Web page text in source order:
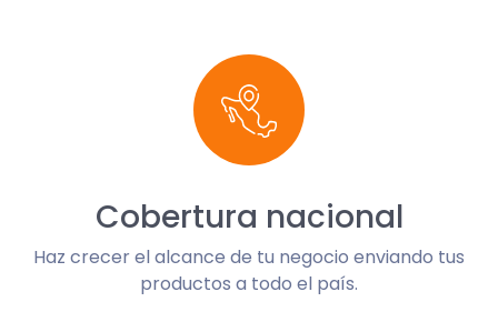
Cobertura nacional
Haz crecer el alcance de tu negocio enviando tus
productos a todo el país.